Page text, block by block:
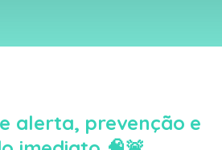
alerta, prevenção e